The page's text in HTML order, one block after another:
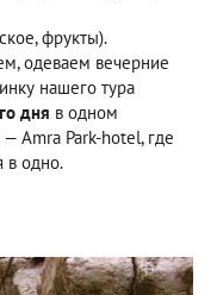
фрукты).
одеваем вечерние
нашего тура
дня в одном
Amra Park-hotel, где
в одно.